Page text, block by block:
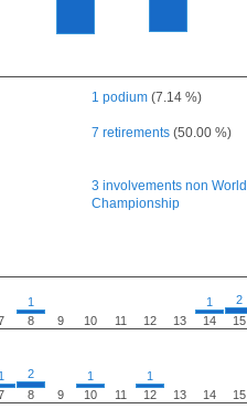
1 podium (7.14 %)
7 retirements (50.00 %)
3 involvements non World
Championship
1
8
9 10 11 12 13
1
14
2
15
1
2
8
9
1
10
11
1
12
13 14 15